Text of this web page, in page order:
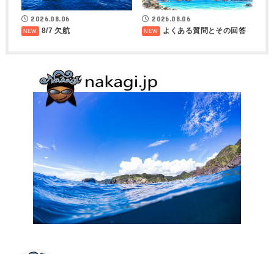
2026.08.06
8/7 欠航
2026.08.06
よくある質問とその回答